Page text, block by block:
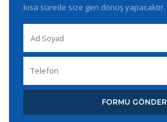
kısa sürede size geri dönüş yapacaktır.
FORMU GÖNDER